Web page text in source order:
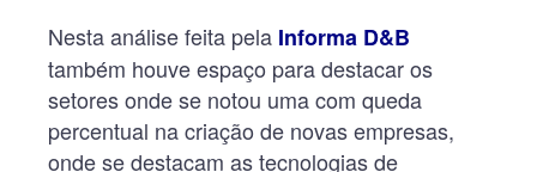
Nesta análise feita pela Informa D&B
também houve espaço para destacar os
setores onde se notou uma com queda
percentual na criação de novas empresas,
onde se destacam as tecnologias de